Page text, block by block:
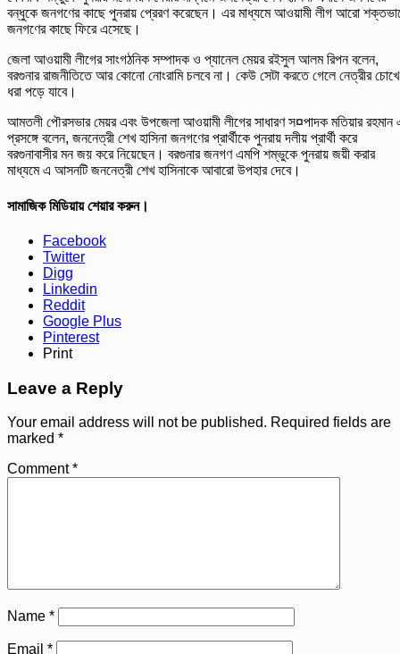
বন্ধুকে জনগণের কাছে পুনরায় প্রেরণ করেছেন। এর মাধ্যমে আওয়ামী লীগ আরো
জনগণের কাছে ফিরে এসেছে।
জেলা আওয়ামী লীগের সাংগঠনিক সম্পাদক ও প্যানেল মেয়র রইসুল আলম রিপন বলেন,
বরগুনার রাজনীতিতে আর কোনো নোংরামি চলবে না। কেউ সেটা করতে গেলে নেত্রীর চোখে
ধরা পড়ে যাবে।
আমতলী পৌরসভার মেয়র এবং উপজেলা আওয়ামী লীগের সাধারণ স¤পাদক মতিয়ার রহমান
প্রসঙ্গে বলেন, জননেত্রী শেখ হাসিনা জনগণের প্রার্থীকে পুনরায় দলীয় প্রার্থী করে
বরগুনাবাসীর মন জয় করে নিয়েছেন। বরগুনার জনগণ এমপি শম্ভুকে পুনরায় জয়ী করার
মাধ্যমে এ আসনটি জননেত্রী শেখ হাসিনাকে আবারো উপহার দেবে।
সামাজিক মিডিয়ায় শেয়ার করুন।
Facebook
Twitter
Digg
Linkedin
Reddit
Google Plus
Pinterest
Print
Leave a Reply
Your email address will not be published. Required fields are
marked *
Comment*
Name *
Email *